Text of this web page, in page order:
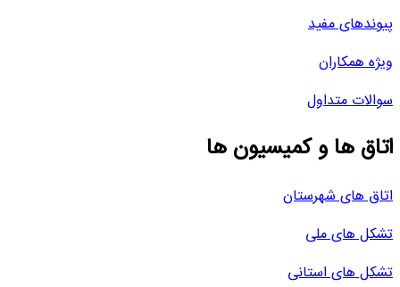
پیوندهای مفید
ویژه همکاران
سوالات متداول
اتاق ها و کمیسیون ها
اتاق های شهرستان
تشکل های ملی
تشکل های استانی